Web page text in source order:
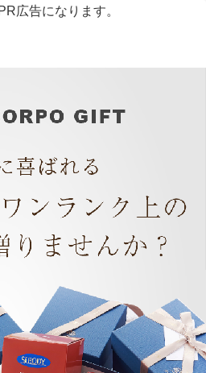
広告になります。